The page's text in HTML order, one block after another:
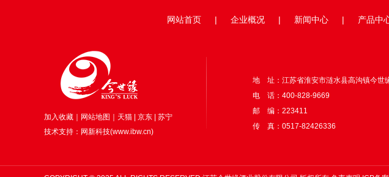
网站首页 | 企业概况 | 新闻中心 | 产品中
加入收藏 网站地图 天猫 京东
苏宁
技术支持： 网新科技(www.ibw.cn)
地 址：江苏省淮安市涟水县高沟镇今世
电 话：400-828-9669
邮 编：223411
传 真：0517-82426336